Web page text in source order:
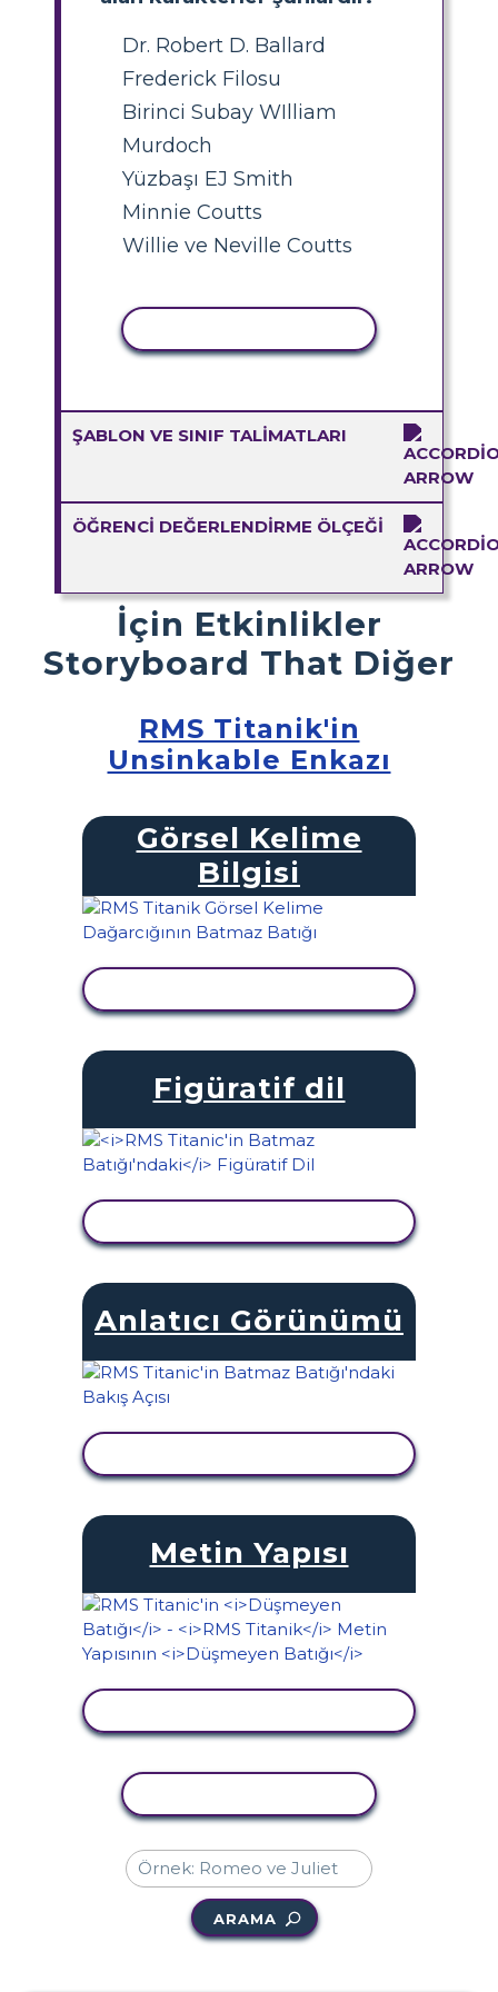
Dr. Robert D. Ballard
Frederick Filosu
Birinci Subay WIlliam
Murdoch
Yüzbaşı EJ Smith
Minnie Coutts
Willie ve Neville Coutts
ŞABLON VE SINIF TALIMATLARI
ÖĞRENCI DEĞERLENDIRME ÖLÇEĞI
İçin Etkinlikler
Storyboard That Diğer
RMS Titanik'in
Unsinkable Enkazı
Görsel Kelime
Bilgisi
Figüratif dil
Anlatıcı Görünümü
Metin Yapısı
ARAMA